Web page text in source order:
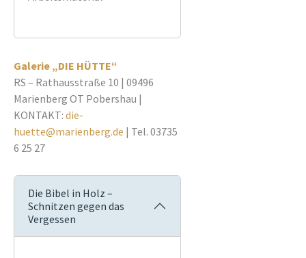
Galerie „DIE HÜTTE“
RS – Rathausstraße 10 | 09496
Marienberg OT Pobershau |
KONTAKT: die-
huette@marienberg.de | Tel. 03735
6 25 27
Die Bibel in Holz –
Schnitzen gegen das
Vergessen